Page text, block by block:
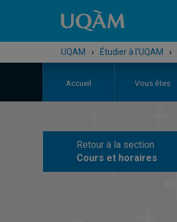
UQAM › Étudier à l'UQAM ›
Accueil Vous êtes
Retour à la section
Cours et horaires